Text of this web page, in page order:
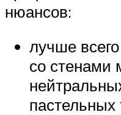
нюансов:
лучше
со стенами
пастельных